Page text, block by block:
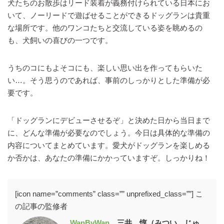
犬たちのお散歩はリード装着が義務付けられている日本にお
いて、ノーリードで遊ばせることができるドッグランは貴重
な場所です。他のワンコたちと交流している姿を眺めるの
も、犬飼いの喜びの一つです。
うちのコにもよそコにも、楽しい思い出を作ってもらいた
い…。そう思うのであれば、事前のしっかりとした準備が必
要です。
「ドッグランにデビューさせるぞ」と決めた日から当日まで
に、どんな準備が必要なのでしょう。今日は具体的な準備の
内容についてまとめています。愛犬がドッグランを楽しめる
か否かは、あなたの準備にかかっていますぞ。しっかりね！
[icon name=”comments” class=”” unprefixed_class=””] こ
の記事の監修者